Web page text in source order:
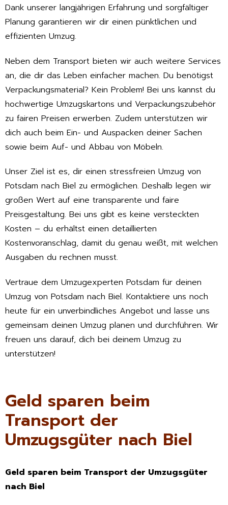
Dank unserer langjährigen Erfahrung und sorgfältiger
Planung garantieren wir dir einen pünktlichen und
effizienten Umzug.
Neben dem Transport bieten wir auch weitere Services
an, die dir das Leben einfacher machen. Du benötigst
Verpackungsmaterial? Kein Problem! Bei uns kannst du
hochwertige Umzugskartons und Verpackungszubehör
zu fairen Preisen erwerben. Zudem unterstützen wir
dich auch beim Ein- und Auspacken deiner Sachen
sowie beim Auf- und Abbau von Möbeln.
Unser Ziel ist es, dir einen stressfreien Umzug von
Potsdam nach Biel zu ermöglichen. Deshalb legen wir
großen Wert auf eine transparente und faire
Preisgestaltung. Bei uns gibt es keine versteckten
Kosten – du erhältst einen detaillierten
Kostenvoranschlag, damit du genau weißt, mit welchen
Ausgaben du rechnen musst.
Vertraue dem Umzugexperten Potsdam für deinen
Umzug von Potsdam nach Biel. Kontaktiere uns noch
heute für ein unverbindliches Angebot und lasse uns
gemeinsam deinen Umzug planen und durchführen. Wir
freuen uns darauf, dich bei deinem Umzug zu
unterstützen!
Geld sparen beim
Transport der
Umzugsgüter nach Biel
Geld sparen beim Transport der Umzugsgüter
nach Biel